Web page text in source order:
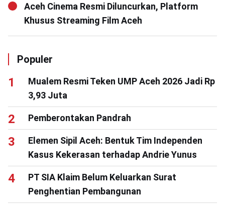
Aceh Cinema Resmi Diluncurkan, Platform
Khusus Streaming Film Aceh
Populer
Mualem Resmi Teken UMP Aceh 2026 Jadi Rp
3,93 Juta
Pemberontakan Pandrah
Elemen Sipil Aceh: Bentuk Tim Independen
Kasus Kekerasan terhadap Andrie Yunus
PT SIA Klaim Belum Keluarkan Surat
Penghentian Pembangunan